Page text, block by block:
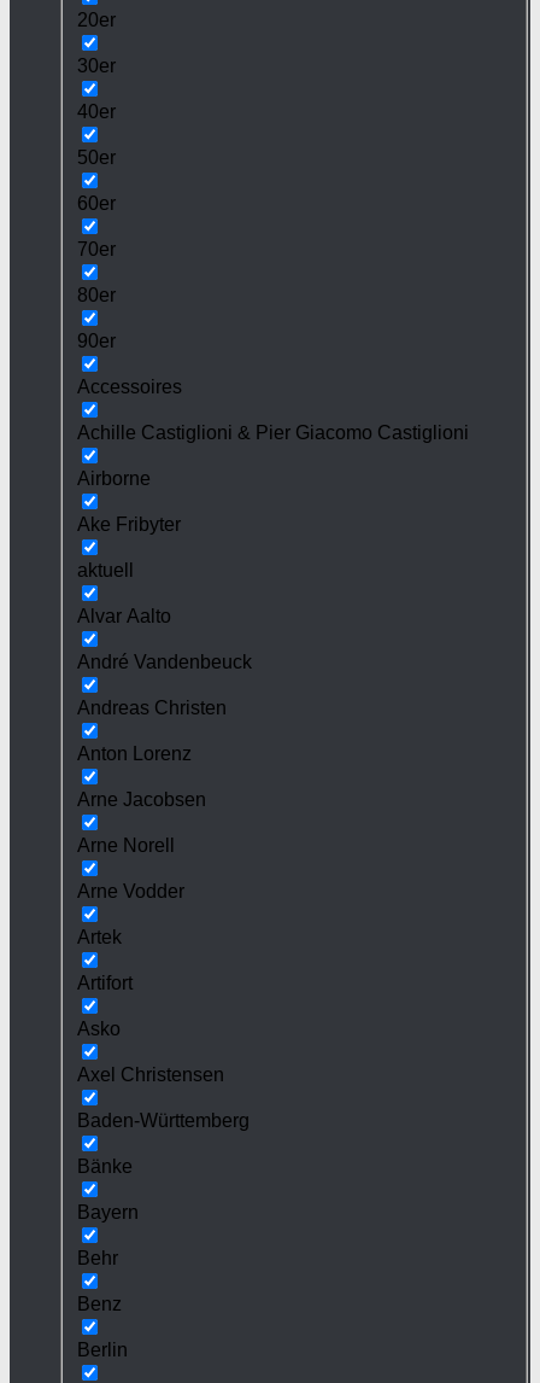
20er
30er
40er
50er
60er
70er
80er
90er
Accessoires
Achille Castiglioni & Pier Giacomo Castiglioni
Airborne
Ake Fribyter
aktuell
Alvar Aalto
André Vandenbeuck
Andreas Christen
Anton Lorenz
Arne Jacobsen
Arne Norell
Arne Vodder
Artek
Artifort
Asko
Axel Christensen
Baden-Württemberg
Bänke
Bayern
Behr
Benz
Berlin